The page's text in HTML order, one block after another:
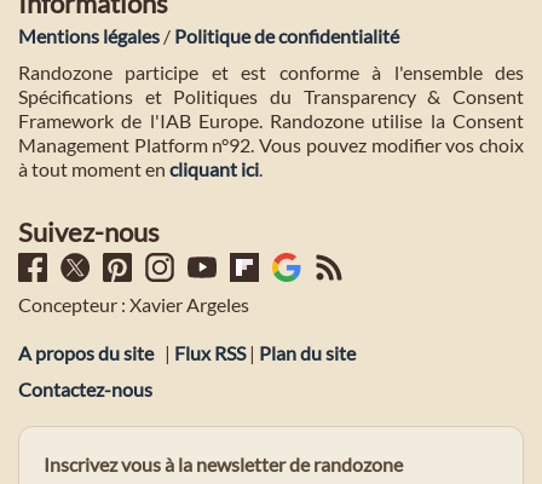
Mentions légales / Politique de confidentialité
Randozone participe et est conforme à l'ensemble des
Spécifications et Politiques du Transparency & Consent
Framework de l'IAB Europe. Randozone utilise la Consent
Management Platform n°92. Vous pouvez modifier vos choix
à tout moment en cliquant ici
Suivez-nous
Concepteur : Xavier Argeles
A propos du site | Flux RSS| Plan du site
Contactez-nous
Inscrivez vous à la newsletter de randozone